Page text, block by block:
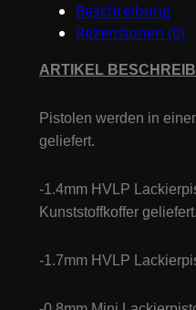
Beschreibung
Rezensionen (0)
ARTIKEL
Pistolen werden in
geliefert.
-1.4mm HVLP
Kunststoffkoffer geliefert.
-1.7mm HVLP